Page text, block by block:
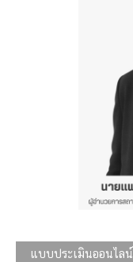
แบบประเมินออนไลน์